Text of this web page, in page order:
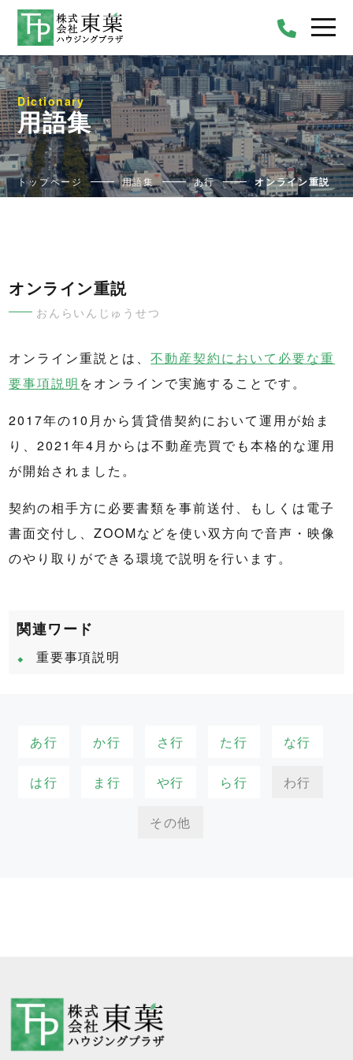
Dictionary
用語集
トップページ 用語集 あ行 オンライン重説
オンライン重説
おんらいんじゅうせつ
オンライン重説とは、不動産契約において必要な重
要事項説明 をオンラインで実施することです。
2017年の10月から賃貸借契約において運用が始ま
り、2021年4月からは不動産売買でも本格的な運用
が開始されました。
契約の相手方に必要書類を事前送付、もしくは電子
書面交付し、ZOOMなどを使い双方向で音声・映像
のやり取りができる環境で説明を行います。
関連ワード
重要事項説明
あ行 か行 さ行 た行 な行
は行 ま行 や行 ら行 わ行
その他